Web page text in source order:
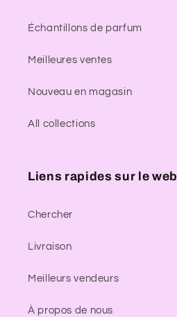
Échantillons de parfum
Meilleures ventes
Nouveau en magasin
All collections
Liens rapides sur le web
Chercher
Livraison
Meilleurs vendeurs
À propos de nous